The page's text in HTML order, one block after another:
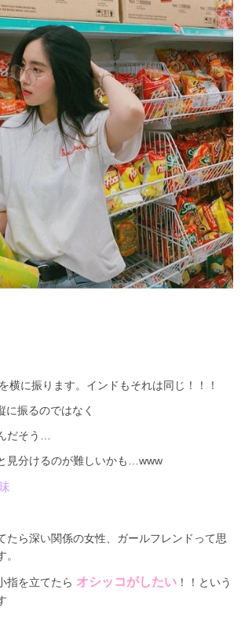
横に振ります。インドもそれは同じ！！！
に振るのではなく
だそう
見分けるのが難しいかも
…www
たら深い関係の女性、ガールフレンドって思
指を立てたら オシッコがしたい ！！という